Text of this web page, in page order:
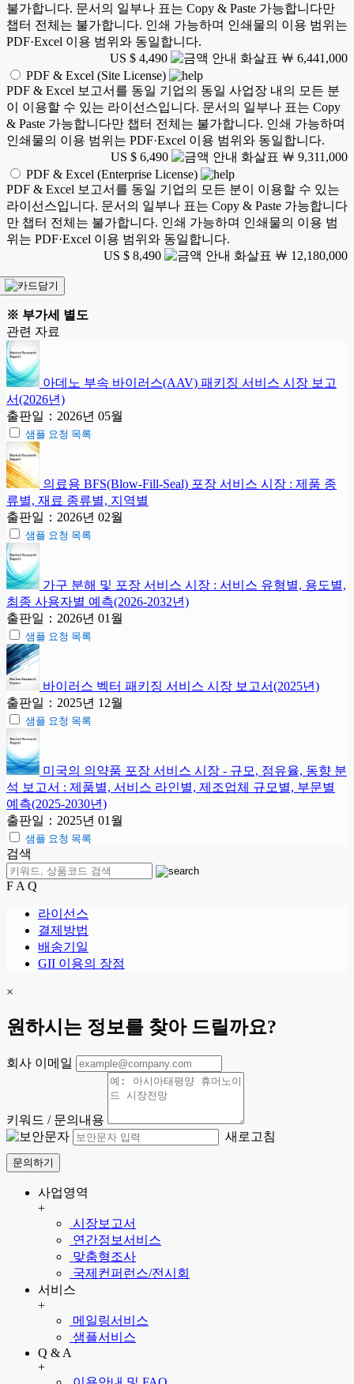
불가합니다. 문서의 일부나 표는 Copy & Paste 가능합니다만
챕터 전체는 불가합니다. 인쇄 가능하며 인쇄물의 이용 범위는
PDF·Excel 이용 범위와 동일합니다.
US $ 4,490
￦ 6,441,000
PDF & Excel (Site License)
PDF & Excel 보고서를 동일 기업의 동일 사업장 내의 모든 분
이 이용할 수 있는 라이선스입니다. 문서의 일부나 표는 Copy
& Paste 가능합니다만 챕터 전체는 불가합니다. 인쇄 가능하며
인쇄물의 이용 범위는 PDF·Excel 이용 범위와 동일합니다.
US $ 6,490
￦ 9,311,000
PDF & Excel (Enterprise License)
PDF & Excel 보고서를 동일 기업의 모든 분이 이용할 수 있는
라이선스입니다. 문서의 일부나 표는 Copy & Paste 가능합니다
만 챕터 전체는 불가합니다. 인쇄 가능하며 인쇄물의 이용 범
위는 PDF·Excel 이용 범위와 동일합니다.
US $ 8,490
￦ 12,180,000
※ 부가세 별도
관련 자료
아데노 부속 바이러스(AAV) 패키징 서비스 시장 보고
서(2026년)
출판일：2026년 05월
샘플 요청 목록
의료용 BFS(Blow-Fill-Seal) 포장 서비스 시장 : 제품 종
류별, 재료 종류별, 지역별
출판일：2026년 02월
샘플 요청 목록
가구 분해 및 포장 서비스 시장 : 서비스 유형별, 용도별,
최종 사용자별 예측(2026-2032년)
출판일：2026년 01월
샘플 요청 목록
바이러스 벡터 패키징 서비스 시장 보고서(2025년)
출판일：2025년 12월
샘플 요청 목록
미국의 의약품 포장 서비스 시장 - 규모, 점유율, 동향 분
석 보고서 : 제품별, 서비스 라인별, 제조업체 규모별, 부문별
예측(2025-2030년)
출판일：2025년 01월
샘플 요청 목록
검색
F A Q
라이선스
결제방법
배송기일
GII 이용의 장점
×
원하시는 정보를 찾아 드릴까요?
회사 이메일
키워드 / 문의내용
새로고침
문의하기
사업영역
+
시장보고서
연간정보서비스
맞춤형조사
국제컨퍼런스/전시회
서비스
+
메일링서비스
샘플서비스
Q & A
+